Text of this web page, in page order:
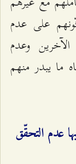
على عدم
وعدم
ما يبدر منهم
عدم التحقّق